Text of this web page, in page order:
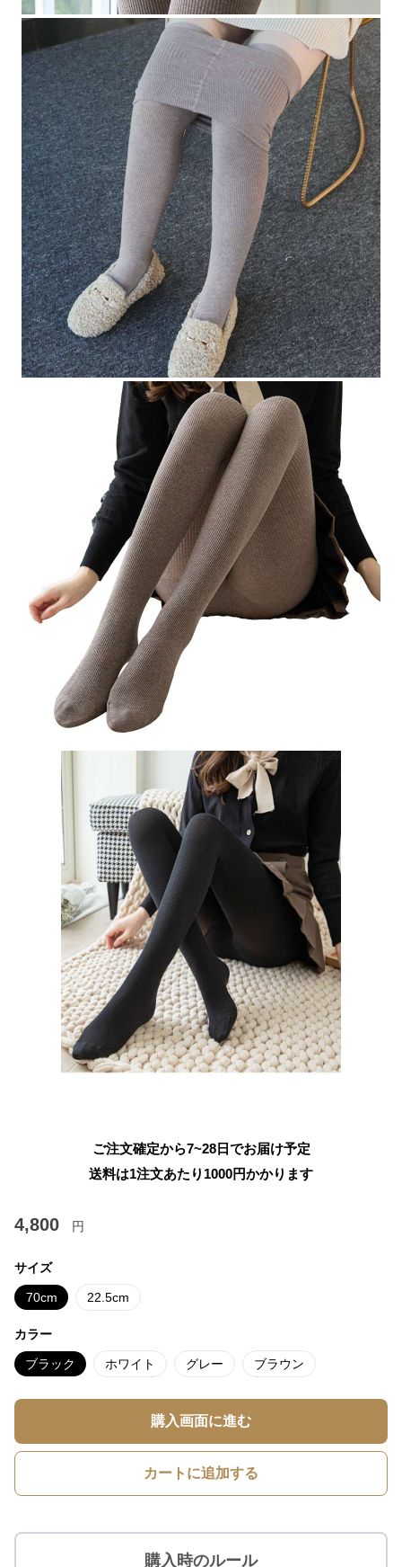
ご注文確定から7~28日でお届け予定
送料は1注文あたり 1000円かかります
4,800 円
サイズ
70cm 22.5cm
カラー
ブラック ホワイト グレー ブラウン
購入画面に進む
カートに追加する
購入時のルール